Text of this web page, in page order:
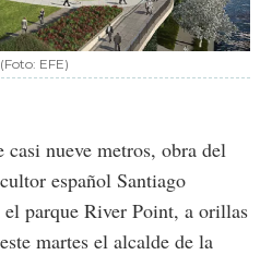
(Foto: EFE)
casi nueve metros, obra del
español Santiago
parque River Point, a orillas
martes el alcalde de la